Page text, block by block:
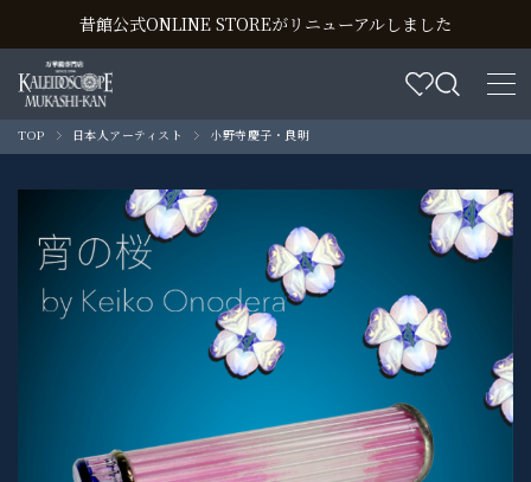
昔館公式ONLINE STOREがリニューアルしました
TOP 日本人アーティスト 小野寺慶子・良明